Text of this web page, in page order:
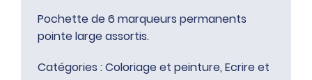
Pochette de 6 marqueurs permanents
pointe large assortis.
Catégories :Coloriage et peinture, Ecrire et